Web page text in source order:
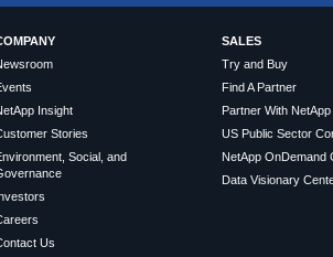
Insight
Stories
Social, and
Us
SALES
Try and Buy
Find A Partner
Partner With NetApp
US Public Sector
NetApp OnDemand
Data Visionary